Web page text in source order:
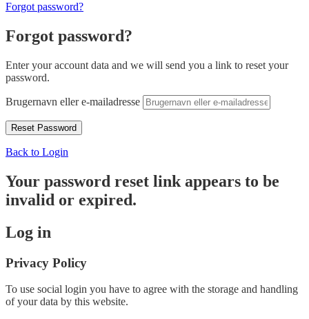
Forgot password?
Forgot password?
Enter your account data and we will send you a link to reset your
password.
Brugernavn eller e-mailadresse
Back to Login
Your password reset link appears to be
invalid or expired.
Log in
Privacy Policy
To use social login you have to agree with the storage and handling
of your data by this website.